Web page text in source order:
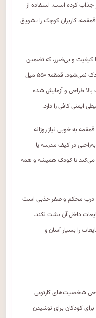
جذاب کرده است. استفاده از
کاربران کوچک را تشویق
کیفیت و بی‌ضرر، که تضمین
می‌کند هیچگونه ترکیبات مضری وارد بدن کودک نمی‌شود. قمقمه ۵۵۰ میل
طراحی و آزمایش شده
ایمنی کافی را دارد.
میلی‌لیتر، این قمقمه به خوبی نیاز روزانه
در کیف مدرسه یا
می‌کند تا کودک همیشه و همه
درب محکم و صفر جذبی است
داخل آن نشت نکند.
را بسیار آسان و
شخصیت‌های کارتونی
کودکان برای نوشیدن